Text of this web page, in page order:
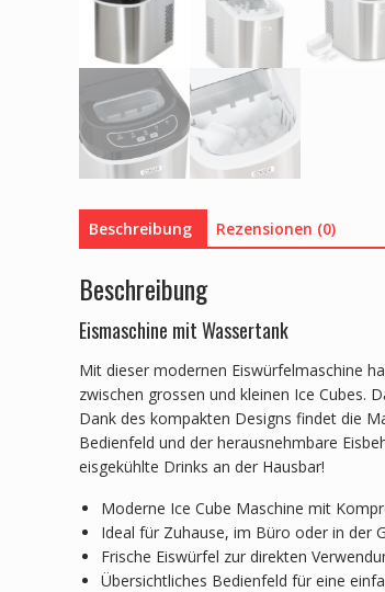
Beschreibung Rezensionen (0)
Beschreibung
Eismaschine mit Wassertank
Mit dieser modernen Eiswürfelmaschine
zwischen grossen und kleinen Ice Cubes.
Dank des kompakten Designs findet die
Bedienfeld und der herausnehmbare
eisgekühlte Drinks an der Hausbar!
Moderne Ice Cube Maschine mit
Ideal für Zuhause, im Büro oder in der
Frische Eiswürfel zur direkten
Übersichtliches Bedienfeld für eine